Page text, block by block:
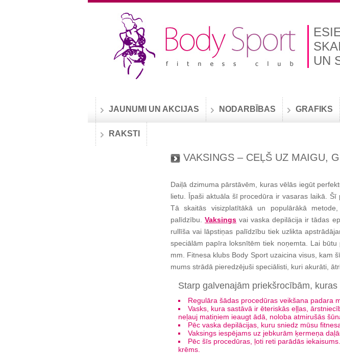
UN
JAUNUMI UN AKCIJAS NODARBĪBAS GRAFIKS
RAKSTI
VAKSINGS – CEĻŠ UZ MAIGU,
Daiļā dzimuma pārstāvēm, kuras vēlās iegūt
lietu. Īpaši aktuāla šī procedūra ir vasaras laikā. Šī
Tā skaitās visizplatītākā un populārākā
palīdzību.Vaksings vai vaska depilācija ir tādas
rullīša vai lāpstiņas palīdzību tiek uzlikta
speciālām papīra loksnītēm tiek noņemta. Lai
mm. Fitnesa klubs Body Sport uzaicina visus, kam
mums strādā pieredzējuši speciālisti, kuri akurāti,
Starp galvenajām priekšrocībām,
Regulāra šādas procedūras veikšana padara
Vasks, kura sastāvā ir ēteriskās eļļas,
neļauj matiņiem ieaugt ādā, noloba atmirušās
Pēc vaska depilācijas, kuru sniedz mūsu
Vaksings iespējams uz jebkurām ķermeņa
Pēc šīs procedūras, ļoti reti parādās
krēms.